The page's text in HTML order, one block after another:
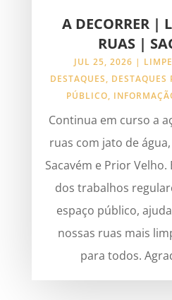
A DECORRER |
RUAS |
JUL 25, 2026 |
DESTAQUES, DESTAQUES
PÚBLICO,
Continua em curso a
ruas com jato de
Sacavém e Prior
dos trabalhos
espaço público,
nossas ruas mais
para todos.